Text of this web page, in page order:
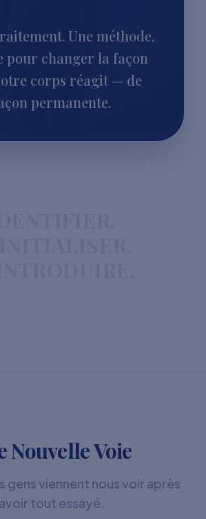
Une méthode.
pour changer la façon
corps réagit — de
permanente.
Nouvelle Voie
gens viennent nous voir après
avoir tout essayé.